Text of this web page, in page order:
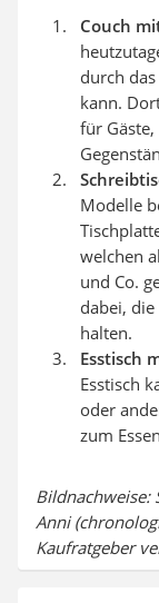
Couch
durch
kann.
für
Modelle
welchen
und Co.
dabei,
halten.
Esstisch
Esstisch
oder
zum
Bildnachweise:
Anni
Kaufratgeber